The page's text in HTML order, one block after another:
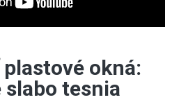
okná:
slabo tesnia